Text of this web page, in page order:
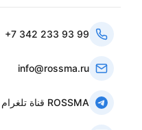
+7 342 233 93 99
info@rossma.ru
قناة تلغرام ROSSMA